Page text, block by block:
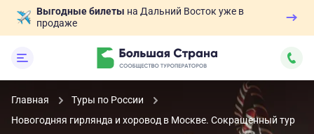
Выгодные билеты на Дальний Восток уже в
продаже
Главная
Туры по России
Новогодняя гирлянда и хоровод в Москве. Сокращенный тур